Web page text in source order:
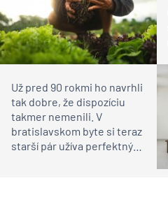
Už pred 90 rokmi ho navrhli
tak dobre, že dispozíciu
takmer nemenili. V
bratislavskom byte si teraz
starší pár užíva perfektný